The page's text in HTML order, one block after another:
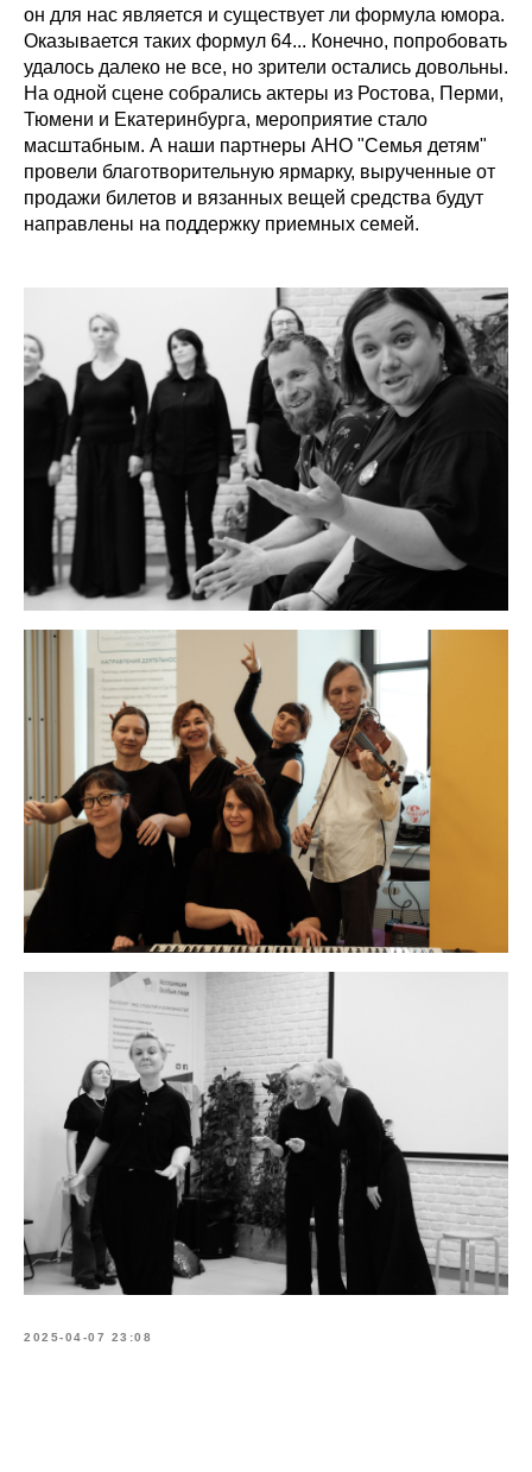
он для нас является и существует ли формула юмора.
Оказывается таких формул 64... Конечно, попробовать
удалось далеко не все, но зрители остались довольны.
На одной сцене собрались актеры из Ростова, Перми,
Тюмени и Екатеринбурга, мероприятие стало
масштабным. А наши партнеры АНО "Семья детям"
провели благотворительную ярмарку, вырученные от
продажи билетов и вязанных вещей средства будут
направлены на поддержку приемных семей.
2025-04-07 23:08